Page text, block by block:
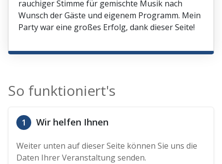
rauchiger Stimme für gemischte Musik nach
Wunsch der Gäste und eigenem Programm. Mein
Party war eine großes Erfolg, dank dieser Seite!
So funktioniert's
1 Wir helfen Ihnen
Weiter unten auf dieser Seite können Sie uns die
Daten Ihrer Veranstaltung senden.